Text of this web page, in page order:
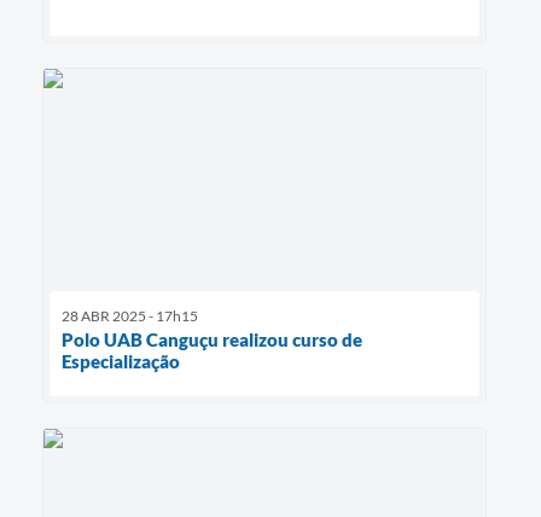
28 ABR 2025 - 17h15
Polo UAB Canguçu realizou curso de
Especialização